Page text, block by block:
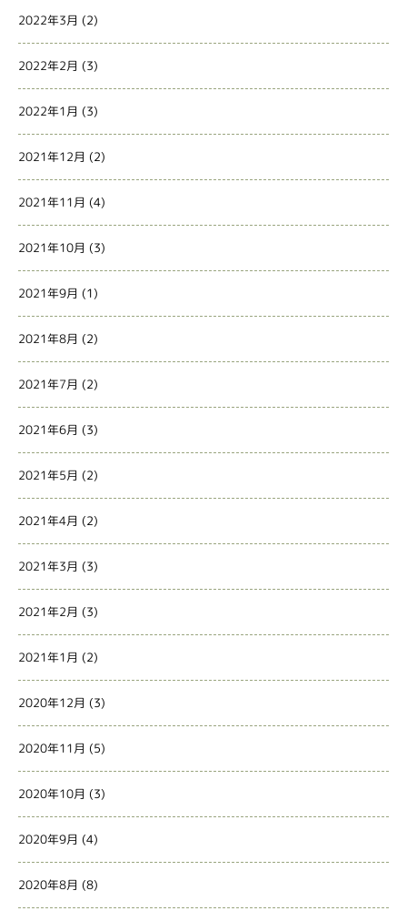
2022年3月 (2)
2022年2月 (3)
2022年1月 (3)
2021年12月 (2)
2021年11月 (4)
2021年10月 (3)
2021年9月 (1)
2021年8月 (2)
2021年7月 (2)
2021年6月 (3)
2021年5月 (2)
2021年4月 (2)
2021年3月 (3)
2021年2月 (3)
2021年1月 (2)
2020年12月 (3)
2020年11月 (5)
2020年10月 (3)
2020年9月 (4)
2020年8月 (8)